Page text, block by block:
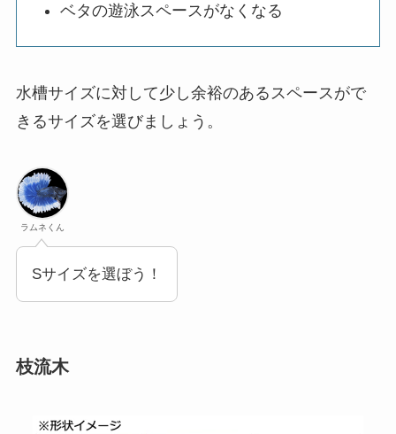
ベタの遊泳スペースがなくなる
水槽サイズに対して少し余裕のあるスペースがで
きるサイズを選びましょう。
ラムネくん
Sサイズを選ぼう！
枝流木